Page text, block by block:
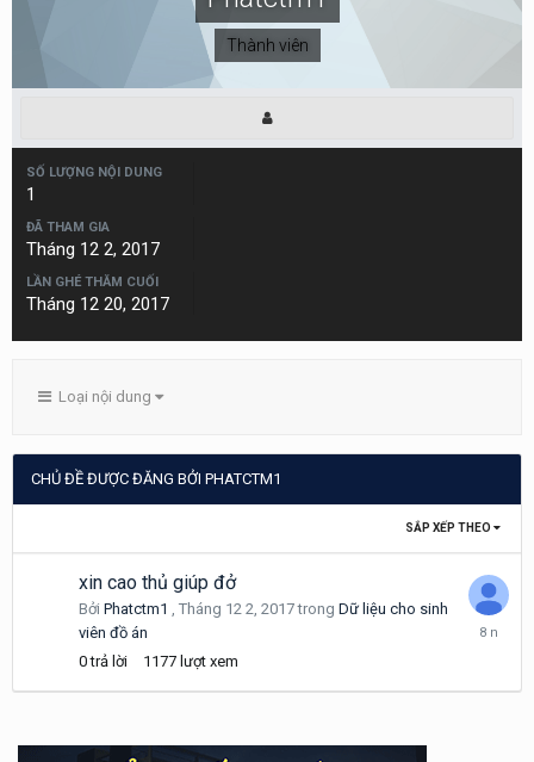
Thành viên
SỐ LƯỢNG NỘI DUNG
1
ĐÃ THAM GIA
Tháng 12 2, 2017
LẦN GHÉ THĂM CUỐI
Tháng 12 20, 2017
Loại nội dung
CHỦ ĐỀ ĐƯỢC ĐĂNG BỞI PHATCTM1
SẮP XẾP THEO
xin cao thủ giúp đở
Bởi Phatctm1 , Tháng 12 2, 2017trong Dữ liệu cho sinh
viên đồ án
0 trả lời 1177 lượt xem
Tháng
2017